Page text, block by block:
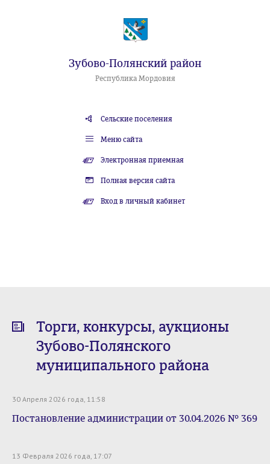
Зубово-Полянский район
Республика Мордовия
Сельские поселения
Меню сайта
Электронная приемная
Полная версия сайта
Вход в личный кабинет
Торги, конкурсы, аукционы
Зубово-Полянского
муниципального района
30 Апреля 2026 года, 11:58
Постановление администрации от 30.04.2026 № 369
13 Февраля 2026 года, 17:07